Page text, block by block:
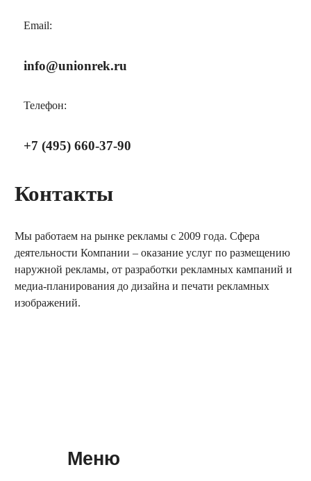
Email:
info@unionrek.ru
Телефон:
+7 (495) 660-37-90
Контакты
Мы работаем на рынке рекламы с 2009 года. Сфера
деятельности Компании – оказание услуг по размещению
наружной рекламы, от разработки рекламных кампаний и
медиа-планирования до дизайна и печати рекламных
изображений.
Меню